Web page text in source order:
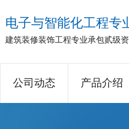
电子与智能化工程专
建筑装修装饰工程专业承包贰级
公司动态 产品介绍